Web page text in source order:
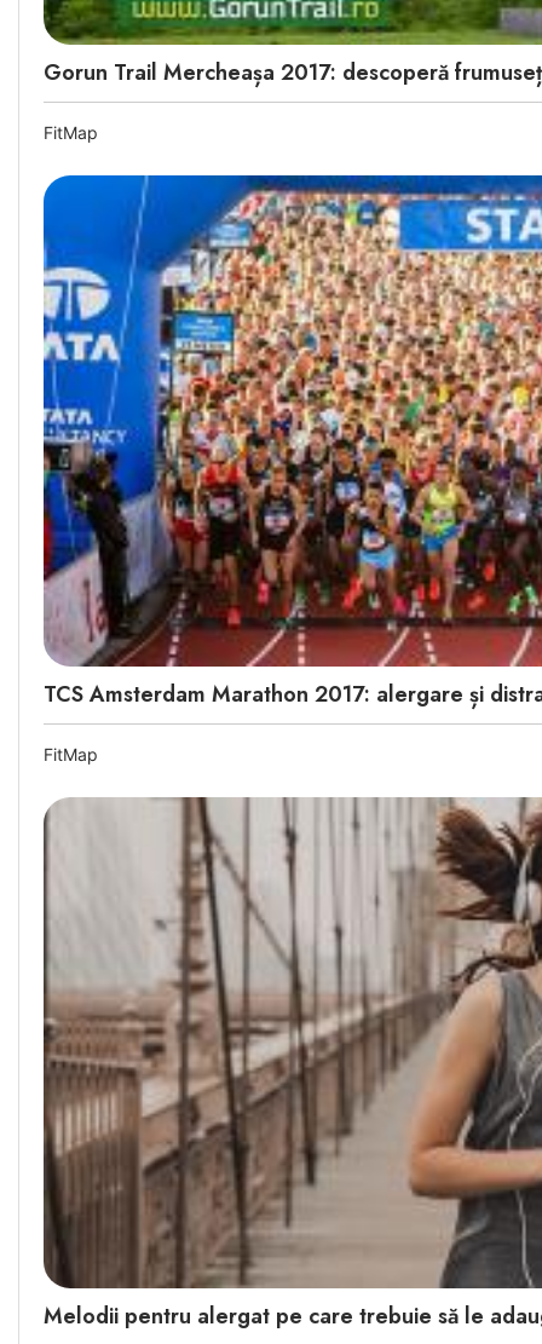
Gorun Trail Mercheașa 2017: descoperă
FitMap
TCS Amsterdam Marathon 2017: alergare și
FitMap
Melodii pentru alergat pe care trebuie să le